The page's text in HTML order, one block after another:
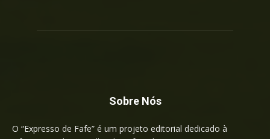
Sobre Nós
O “Expresso de Fafe” é um projeto editorial dedicado à